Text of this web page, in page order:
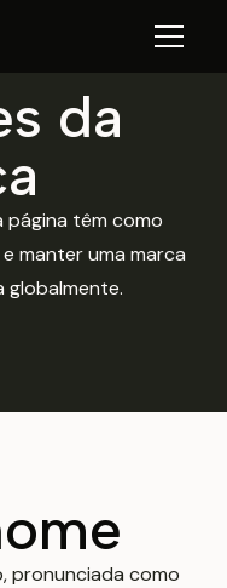
da
página têm como
manter uma marca
globalmente.
pronunciada como